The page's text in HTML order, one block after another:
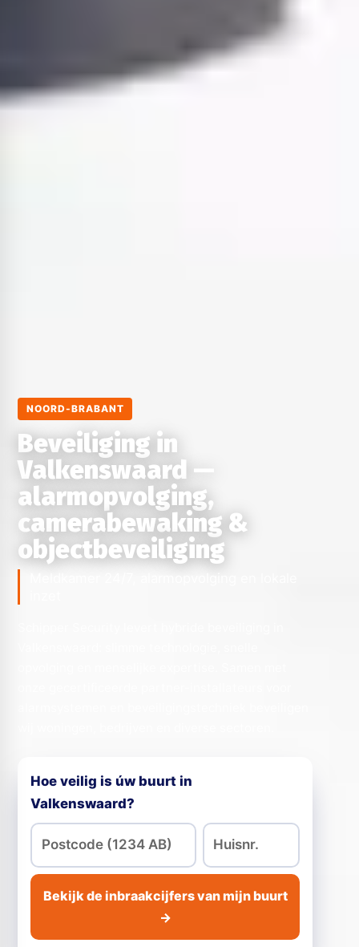
NOORD-BRABANT
Beveiliging in
Valkenswaard —
alarmopvolging,
camerabewaking &
objectbeveiliging
Hoe veilig is úw buurt in
Valkenswaard?
Bekijk de inbraakcijfers van mijn buurt
→